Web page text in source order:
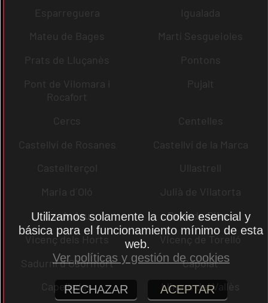
Esparreguera
Igualada
Mateu de Bages
Martí Sesgueioles
Prats de Lluçanès
Pontons
Pont de Vilomara i
Rocafort
Pujalt
Cercs
Centelles
Castellví de Rosanes
Castellví de la Marca
Castellterçol
Ullastrell
Maria d´Oló
Julià de Vilatorta
Cardedeu
Pere de Ribes
Vicenç dels Horts
Vicenç de Torelló
Sadurní d´Osormort
Capolat
Capellades
Llinars del Vallès
Utilizamos solamente la cookie esencial y
básica para el funcionamiento mínimo de esta
web.
Ver políticas y gestión de cookies
RECHAZAR ACEPTAR